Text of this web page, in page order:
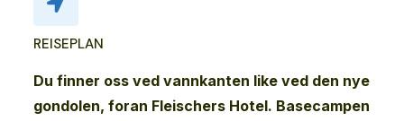
REISEPLAN
Du finner oss ved vannkanten like ved den nye
gondolen, foran Fleischers Hotel. Basecampen